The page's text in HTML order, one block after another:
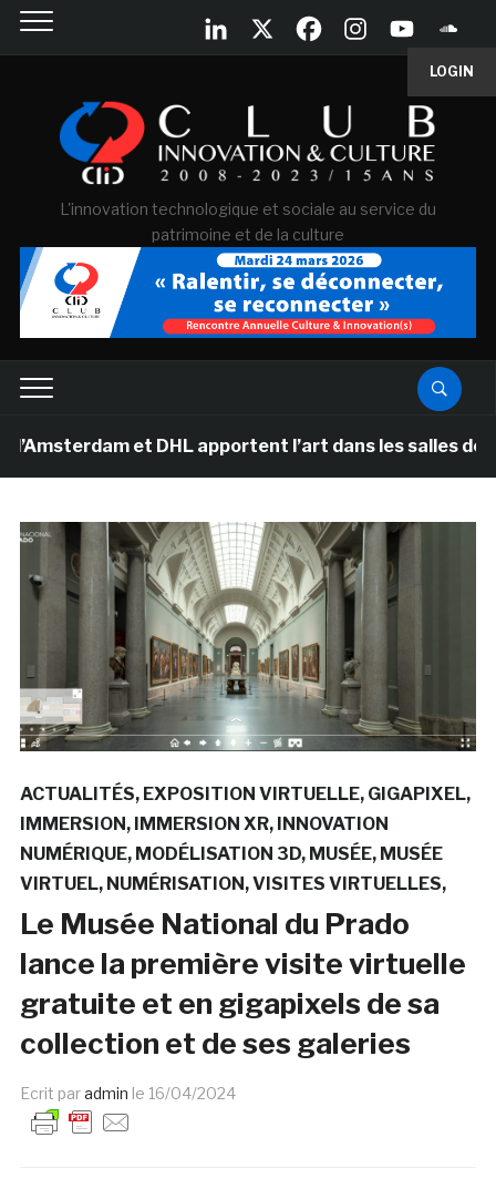
LOGIN
L'innovation technologique et sociale au service du
patrimoine et de la culture
et DHL apportent l’art dans les salles de classe
ACTUALITÉS EXPOSITION VIRTUELLE GIGAPIXEL
IMMERSION IMMERSION XR INNOVATION
NUMÉRIQUE MODÉLISATION 3D MUSÉE MUSÉE
VIRTUEL NUMÉRISATION VISITES VIRTUELLES
Le Musée National du Prado
lance la première visite virtuelle
gratuite et en gigapixels de sa
collection et de ses galeries
Ecrit paradmin le 16/04/2024